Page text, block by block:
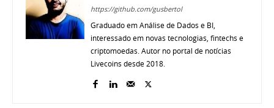
https://github.com/gusbertol
Graduado em Análise de Dados e BI,
interessado em novas tecnologias, fintechs e
criptomoedas. Autor no portal de notícias
Livecoins desde 2018.